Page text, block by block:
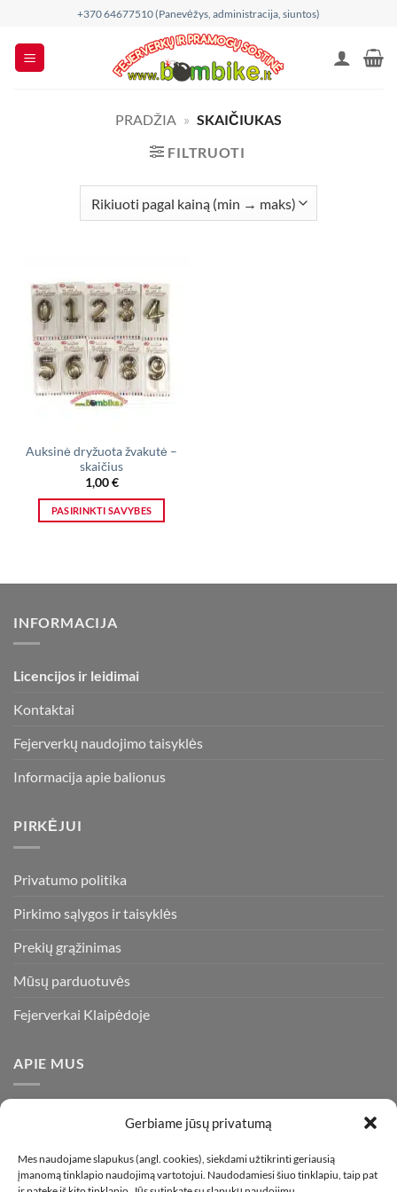
Gerbiame jūsų privatumą
Mes naudojame slapukus (angl. cookies), siekdami užtikrinti geriausią
įmanomą tinklapio naudojimą vartotojui. Naudodamiesi šiuo tinklapiu, taip pat
content
+370 64677510 (Panevėžys, administracija, siuntos)
PRADŽIA » SKAIČIUKAS
FILTRUOTI
Auksinė dryžuota žvakutė –
skaičius
1,00€
PASIRINKTI SAVYBES
multiple
The
be
product
page
INFORMACIJA
Licencijos ir leidimai
Kontaktai
Fejerverkų naudojimo taisyklės
Informacija apie balionus
PIRKĖJUI
Privatumo politika
Pirkimo sąlygos ir taisyklės
Prekių grąžinimas
Mūsų parduotuvės
Fejerverkai Klaipėdoje
APIE MUS
visada stengiamės pasiūlyti tik kokybiškiausius ir geriausius
gaminius už bene mažiausią kainą rinkoje. Prekes pristatome
visoje Lietuvoje.